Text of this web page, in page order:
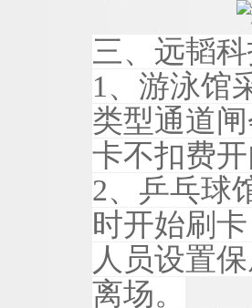
三、 远韬
1 、游泳馆
类型通道
卡不扣费
2、乒乓球
时开始刷
人员设置
离场。